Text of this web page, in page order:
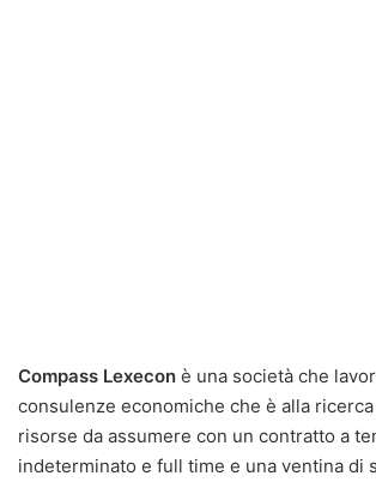
Compass Lexecon è una società che
consulenze economiche che è alla
risorse da assumere con un contratto a
indeterminato e full time e una ventina di